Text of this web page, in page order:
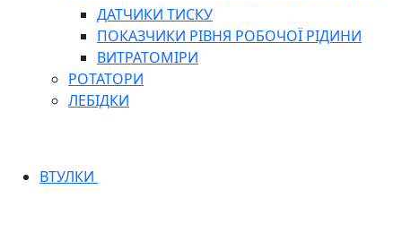
ДАТЧИКИ ТИСКУ
ПОКАЗЧИКИ РІВНЯ РОБОЧОЇ РІДИНИ
ВИТРАТОМІРИ
РОТАТОРИ
ЛЕБІДКИ
ВТУЛКИ